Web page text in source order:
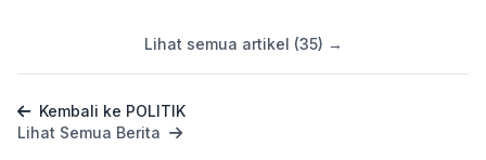
Lihat semua artikel (35) →
Kembali ke POLITIK
Lihat Semua Berita